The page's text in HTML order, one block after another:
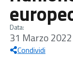
Data:
31 Marzo 2022
Condividi